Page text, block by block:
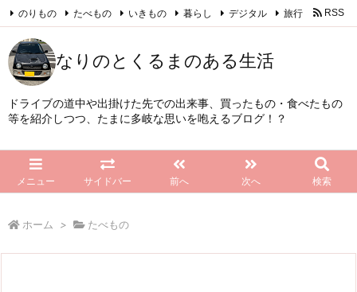
なりのとくるまのある生活
ドライブの道中や出掛けた先での出来事、買ったもの・食べたもの
等を紹介しつつ、たまに多岐な思いを咆えるブログ！？
メニュー サイドバー 前へ 次へ 検索
のりもの たべもの いきもの 暮らし デジタル 旅行 RSS
Feedly
ホーム > たべもの